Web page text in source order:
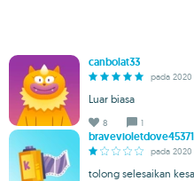
canbolat33
pada 2020
Luar biasa
8 1
bravevioletdove45371
pada 2020
tolong selesaikan